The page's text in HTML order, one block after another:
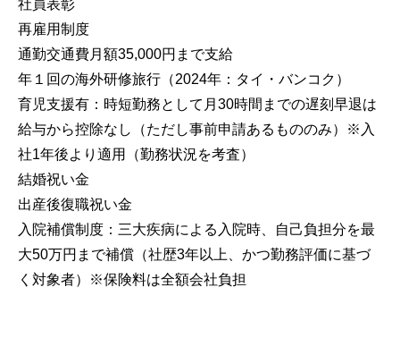
社員表彰
再雇用制度
通勤交通費月額35,000円まで支給
年１回の海外研修旅行（2024年：タイ・バンコク）
育児支援有：時短勤務として月30時間までの遅刻早退は
給与から控除なし（ただし事前申請あるもののみ）※入
社1年後より適用（勤務状況を考査）
結婚祝い金
出産後復職祝い金
入院補償制度：三大疾病による入院時、自己負担分を最
大50万円まで補償（社歴3年以上、かつ勤務評価に基づ
く対象者）※保険料は全額会社負担